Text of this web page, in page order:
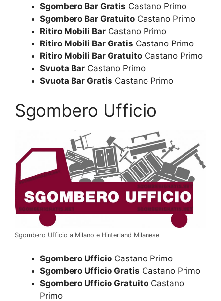
Sgombero Bar Gratis Castano Primo
Sgombero Bar Gratuito Castano Primo
Ritiro Mobili Bar Castano Primo
Ritiro Mobili Bar Gratis Castano Primo
Ritiro Mobili Bar Gratuito Castano Primo
Svuota Bar Castano Primo
Svuota Bar Gratis Castano Primo
Sgombero Ufficio
Sgombero Ufficio a Milano e Hinterland Milanese
Sgombero Ufficio Castano Primo
Sgombero Ufficio Gratis Castano Primo
Sgombero Ufficio Gratuito Castano
Primo